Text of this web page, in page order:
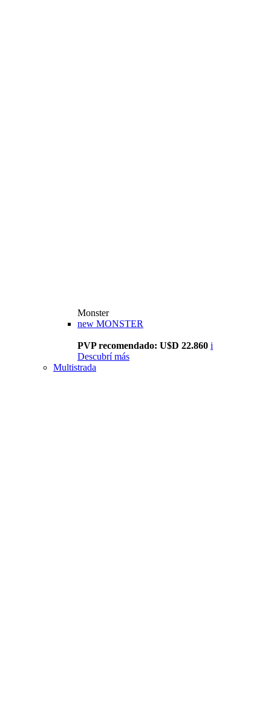
Monster
new MONSTER
PVP recomendado: U$D 22.860 i
Descubrí más
Multistrada